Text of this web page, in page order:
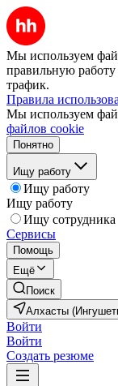
Мы используем
правильную работу
трафик.
Правила
Мы используем
файлов cookie
Понятно
Ищу работу
Ищу работу
Ищу работу
Ищу сотрудника
Сервисы
Помощь
Ещё
Поиск
Алхасты
Войти
Войти
Создать резюме